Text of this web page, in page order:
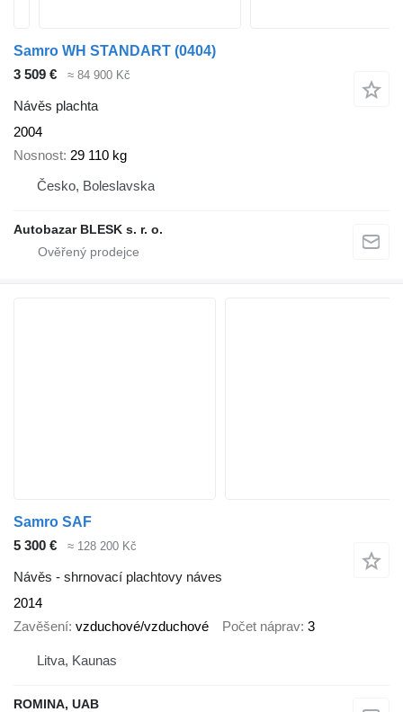
Samro WH STANDART (0404)
3 509 €
≈ 84 900 Kč
Návěs plachta
2004
Nosnost 29 110 kg
Česko, Boleslavska
Autobazar BLESK s. r. o.
Samro SAF
5 300 €
≈ 128 200 Kč
Návěs - shrnovací plachtovy náves
2014
Zavěšení vzduchové/vzduchové Počet náprav 3
Litva, Kaunas
ROMINA, UAB